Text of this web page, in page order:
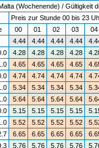
(Wochenende) / Gültigkeit
Preis zur Stunde 00 bis 23
00 01 02 03
4.44
4.44 4.44 4.44
4.28 4.28 4.28 4.28
4.65 4.65 4.65 4.65
4.74 4.74 4.74 4.74
5.34 5.34 5.34 5.34
5.64 5.64 5.64 5.64
5.15 5.15 5.15 5.15
5.52 5.52 5.52 5.52
6.65 6.65 6.65 6.65
5.76 5.76 5.76 5.76